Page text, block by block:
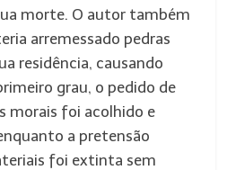
morte. O autor também
arremessado pedras
residência, causando
grau, o pedido de
morais foi acolhido e
a pretensão
foi extinta sem